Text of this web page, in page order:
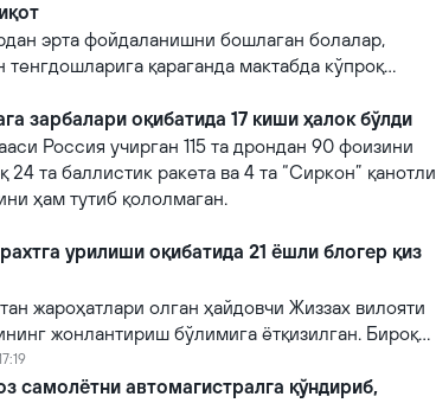
эрта фойдаланишни бошлаган болалар,
тенгдошларига қараганда мактабда кўпроқ
зарбалари оқибатида 17 киши ҳалок бўлди
Россия учирган 115 та дрондан 90 фоизини
24 та баллистик ракета ва 4 та “Сиркон” қанотли
ҳам тутиб қололмаган.
урилиши оқибатида 21 ёшли блогер қиз
жароҳатлари олган ҳайдовчи Жиззах вилояти
жонлантириш бўлимига ётқизилган. Бироқ
кўрсатилган тиббий муолажаларга
самолётни автомагистралга қўндириб,